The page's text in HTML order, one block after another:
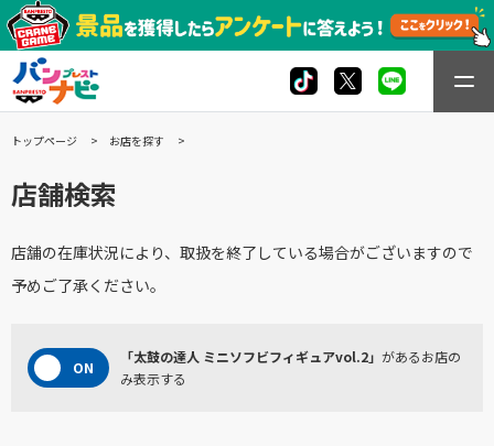
トップページ お店を探す
店舗検索
店舗の在庫状況により、取扱を終了している場合がございますので
予めご了承ください。
「太鼓の達人 ミニソフビフィギュアvol.2」 があるお店の
み表示する